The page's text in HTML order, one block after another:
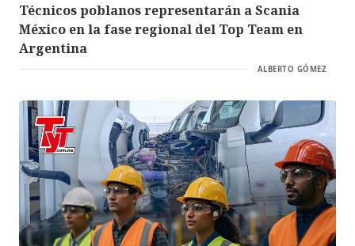
Técnicos poblanos representarán a Scania
México en la fase regional del Top Team en
Argentina
ALBERTO GÓMEZ